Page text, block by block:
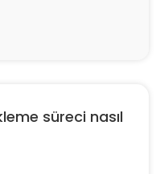
süreci nasıl